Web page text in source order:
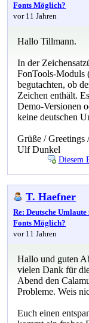
Fonts Möglich?
vor 11 Jahren
Hallo Tillmann.
In der
FonTools-Moduls
begutachten, ob
Zeichen enthält.
Demo-Versionen
keine deutschen
Grüße / Greetings
Ulf Dunkel
Diesem
T. Haefner
Re: Deutsche
Fonts Möglich?
vor 11 Jahren
Hallo und guten
vielen Dank für
Abend den
Probleme. Weis
Euch einen